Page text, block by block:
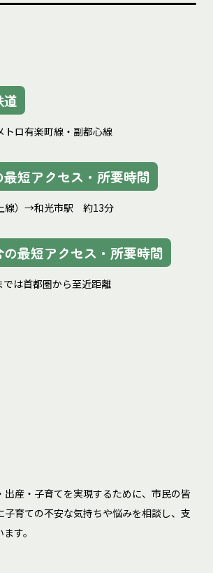
道
トロ有楽町線・副都心線
短アクセス・所要時間
線）→和光市駅　約13分
の最短アクセス・所要時間
は首都圏から至近距離
出産・子育てを実現するために、市民の皆
子育ての不安な気持ちや悩みを相談し、支
す。